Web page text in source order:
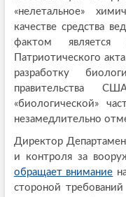
«нелетальное»
качестве средства
фактом является
Патриотического
разработку
правительства
«биологической»
незамедлительно
Директор
и контроля за
обращает внимание
стороной